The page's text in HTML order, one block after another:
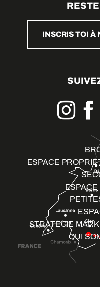
INSCRIS TOI À
ESPACE
ESPACE
STRATÉGIE
QUI